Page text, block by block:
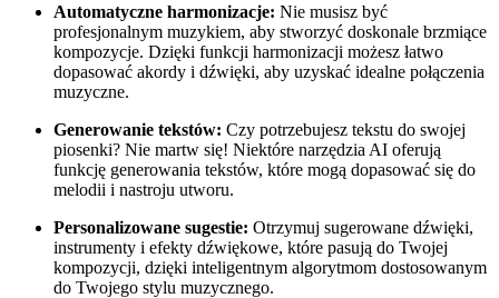
Automatyczne harmonizacje: Nie musisz być
profesjonalnym muzykiem, aby stworzyć doskonale brzmiące
kompozycje. Dzięki funkcji harmonizacji możesz łatwo
dopasować akordy i dźwięki, aby uzyskać idealne połączenia
muzyczne.
Generowanie tekstów: Czy potrzebujesz tekstu do swojej
piosenki? Nie martw się! Niektóre narzędzia AI oferują
funkcję generowania tekstów, które mogą dopasować się do
melodii i nastroju utworu.
Personalizowane sugestie: Otrzymuj sugerowane dźwięki,
instrumenty i efekty dźwiękowe, które pasują do Twojej
kompozycji, dzięki inteligentnym algorytmom dostosowanym
do Twojego stylu muzycznego.